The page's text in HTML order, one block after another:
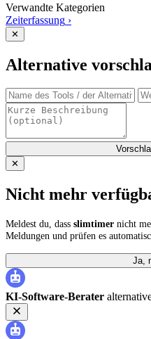
Verwandte Kategorien
Zeiterfassung ›
✕
Alternative
✕
Nicht mehr
Meldest du, dass slimtimer nicht
Meldungen und prüfen es
Ja,
KI-Software-Berater